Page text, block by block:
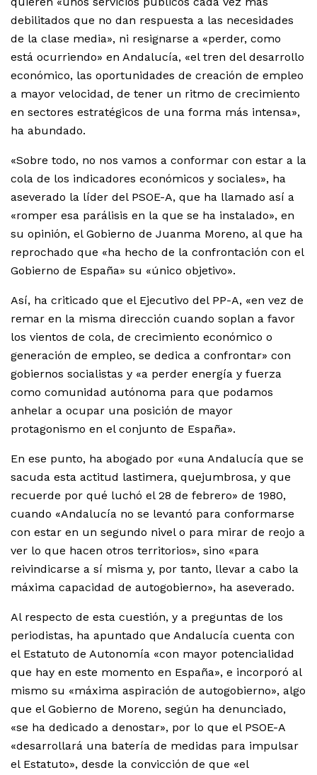
debilitados que no dan respuesta a las necesidades
de la clase media», ni resignarse a «perder, como
está ocurriendo» en Andalucía, «el tren del desarrollo
económico, las oportunidades de creación de empleo
a mayor velocidad, de tener un ritmo de crecimiento
en sectores estratégicos de una forma más intensa»,
ha abundado.
«Sobre todo, no nos vamos a conformar con estar a la
cola de los indicadores económicos y sociales», ha
aseverado la líder del PSOE-A, que ha llamado así a
«romper esa parálisis en la que se ha instalado», en
su opinión, el Gobierno de Juanma Moreno, al que ha
reprochado que «ha hecho de la confrontación con el
Gobierno de España» su «único objetivo».
Así, ha criticado que el Ejecutivo del PP-A, «en vez de
remar en la misma dirección cuando soplan a favor
los vientos de cola, de crecimiento económico o
generación de empleo, se dedica a confrontar» con
gobiernos socialistas y «a perder energía y fuerza
como comunidad autónoma para que podamos
anhelar a ocupar una posición de mayor
protagonismo en el conjunto de España».
En ese punto, ha abogado por «una Andalucía que se
sacuda esta actitud lastimera, quejumbrosa, y que
recuerde por qué luchó el 28 de febrero» de 1980,
cuando «Andalucía no se levantó para conformarse
con estar en un segundo nivel o para mirar de reojo a
ver lo que hacen otros territorios», sino «para
reivindicarse a sí misma y, por tanto, llevar a cabo la
máxima capacidad de autogobierno», ha aseverado.
Al respecto de esta cuestión, y a preguntas de los
periodistas, ha apuntado que Andalucía cuenta con
el Estatuto de Autonomía «con mayor potencialidad
que hay en este momento en España», e incorporó al
mismo su «máxima aspiración de autogobierno», algo
que el Gobierno de Moreno, según ha denunciado,
«se ha dedicado a denostar», por lo que el PSOE-A
«desarrollará una batería de medidas para impulsar
el Estatuto», desde la convicción de que «el